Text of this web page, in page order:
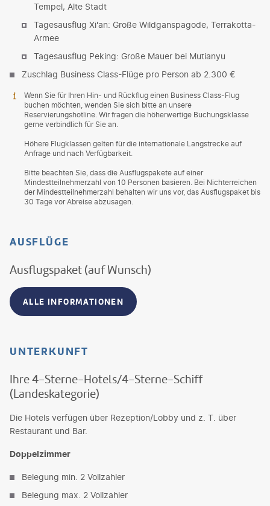
Tempel, Alte Stadt
Tagesausflug Xi'an: Große Wildganspagode, Terrakotta-
Armee
Tagesausflug Peking: Große Mauer bei Mutianyu
Zuschlag Business Class-Flüge pro Person ab 2.300 €
Wenn Sie für Ihren Hin- und Rückflug einen Business Class-Flug
buchen möchten, wenden Sie sich bitte an unsere
Reservierungshotline. Wir fragen die höherwertige Buchungsklasse
gerne verbindlich für Sie an.
Höhere Flugklassen gelten für die internationale Langstrecke auf
Anfrage und nach Verfügbarkeit.
Bitte beachten Sie, dass die Ausflugspakete auf einer
Mindestteilnehmerzahl von 10 Personen basieren. Bei Nichterreichen
der Mindestteilnehmerzahl behalten wir uns vor, das Ausflugspaket bis
30 Tage vor Abreise abzusagen.
AUSFLÜGE
Ausflugspaket (auf Wunsch)
ALLE INFORMATIONEN
UNTERKUNFT
Ihre 4-Sterne-Hotels/4-Sterne-Schiff
(Landeskategorie)
Die Hotels verfügen über Rezeption/Lobby und z. T. über
Restaurant und Bar.
Doppelzimmer
Belegung min. 2 Vollzahler
Belegung max. 2 Vollzahler